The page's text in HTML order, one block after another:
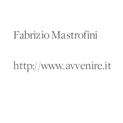
Fabrizio Mastrofini
http://www.avvenire.it